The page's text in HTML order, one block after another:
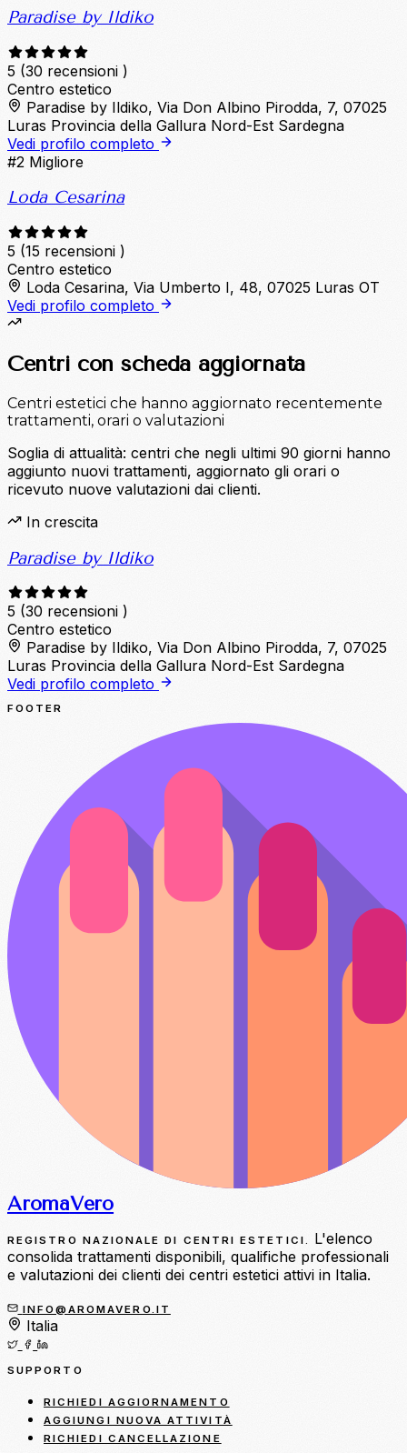
Paradise by Ildiko
5 (30 recensioni )
Centro estetico
Paradise by Ildiko, Via Don Albino Pirodda, 7, 07025
Luras Provincia della Gallura Nord-Est Sardegna
Vedi profilo completo
#2 Migliore
Loda Cesarina
5 (15 recensioni )
Centro estetico
Loda Cesarina, Via Umberto I, 48, 07025 Luras OT
Vedi profilo completo
Centri con scheda aggiornata
Centri estetici che hanno aggiornato recentemente
trattamenti, orari o valutazioni
Soglia di attualità: centri che negli ultimi 90 giorni hanno
aggiunto nuovi trattamenti, aggiornato gli orari o
ricevuto nuove valutazioni dai clienti.
In crescita
Paradise by Ildiko
5 (30 recensioni )
Centro estetico
Paradise by Ildiko, Via Don Albino Pirodda, 7, 07025
Luras Provincia della Gallura Nord-Est Sardegna
Vedi profilo completo
FOOTER
AromaVero
REGISTRO NAZIONALE DI CENTRI ESTETICI.
L'elenco
consolida trattamenti disponibili, qualifiche professionali
e valutazioni dei clienti dei centri estetici attivi in Italia.
INFO@AROMAVERO.IT
Italia
SUPPORTO
RICHIEDI AGGIORNAMENTO
AGGIUNGI NUOVA ATTIVITÀ
RICHIEDI CANCELLAZIONE